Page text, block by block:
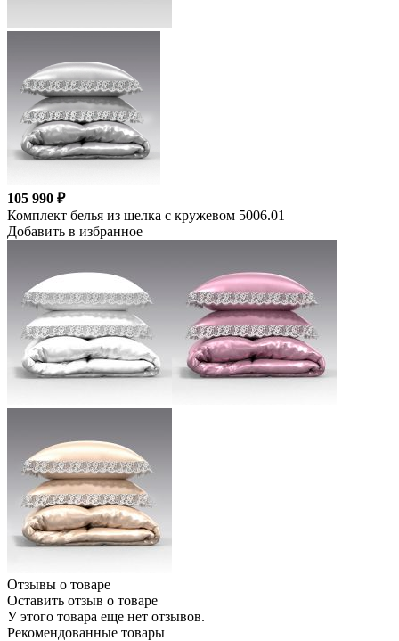
105 990 ₽
Комплект белья из шелка с кружевом 5006.01
Добавить в избранное
Отзывы о товаре
Оставить отзыв о товаре
У этого товара еще нет отзывов.
Рекомендованные товары